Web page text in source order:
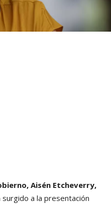
Aisén Etcheverry,
a la presentación